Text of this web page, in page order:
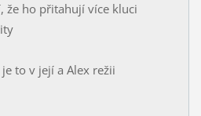
že ho přitahují více kluci
to v její a Alex režii